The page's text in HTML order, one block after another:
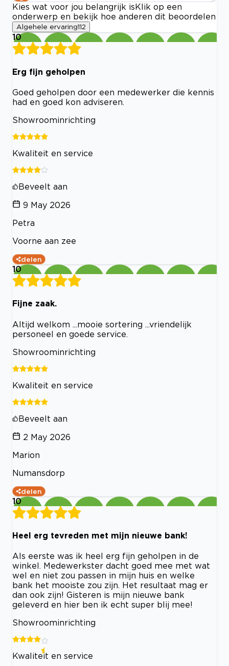
Kies wat voor jou belangrijk is Klik op een
onderwerp en bekijk hoe anderen dit beoordelen
Algehele ervaring112
10
Erg fijn geholpen
Goed geholpen door een medewerker die kennis
had en goed kon adviseren.
Showroominrichting
Kwaliteit en service
Beveelt aan
9 May 2026
Petra
Voorne aan zee
delen
10
Fijne zaak.
Altijd welkom ...mooie sortering ...vriendelijk
personeel en goede service.
Showroominrichting
Kwaliteit en service
Beveelt aan
2 May 2026
Marion
Numansdorp
delen
10
Heel erg tevreden met mijn nieuwe bank!
Als eerste was ik heel erg fijn geholpen in de
winkel. Medewerkster dacht goed mee met wat
wel en niet zou passen in mijn huis en welke
bank het mooiste zou zijn. Het resultaat mag er
dan ook zijn! Gisteren is mijn nieuwe bank
geleverd en hier ben ik echt super blij mee!
Showroominrichting
Kwaliteit en service